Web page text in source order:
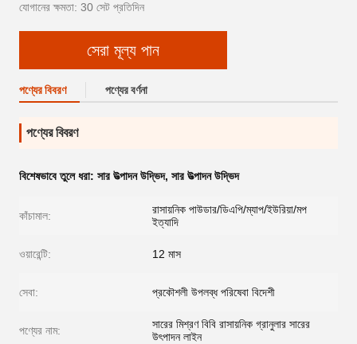
যোগানের ক্ষমতা: 30 সেট প্রতিদিন
সেরা মূল্য পান
পণ্যের বিবরণ পণ্যের বর্ণনা
পণ্যের বিবরণ
বিশেষভাবে তুলে ধরা: সার উত্পাদন উদ্ভিদ, সার উত্পাদন উদ্ভিদ
কাঁচামাল:
রাসায়নিক পাউডার/ডিএপি/ম্যাপ/ইউরিয়া/মপ
ইত্যাদি
ওয়ারেন্টি: 12 মাস
সেবা: প্রকৌশলী উপলব্ধ পরিষেবা বিদেশী
পণ্যের নাম:
সারের মিশ্রণ বিবি রাসায়নিক গ্রানুলার সারের
উৎপাদন লাইন